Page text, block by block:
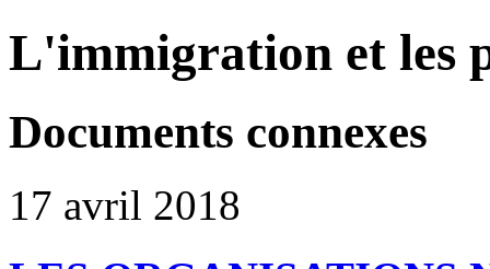
L'immigration et les
Documents connexes
17 avril 2018